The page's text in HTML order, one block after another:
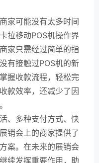
家可能没有太多时间
拉移动POS机操作界
家只需经过简单的指
有接触过POS机的新
握收款流程，轻松完
款效率，还减少了因
、多种支付方式、快
销会上的商家提供了
案。在未来的展销会
续发挥重要作用，助